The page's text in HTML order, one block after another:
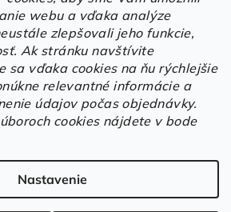
webu a vďaka analýze
zlepšovali jeho funkcie,
Ak stránku navštívite
sa vďaka cookies na ňu rýchlejšie
relevantné informácie a
údajov počas objednávky.
cookies nájdete v bode
Nastavenie
Športové pracovné poltopánky PRESTIGE CLASSIC biele
je 5 z 5 hviezdičiek.
Á
u
e
. Všetky práva vyhradené.
cookies